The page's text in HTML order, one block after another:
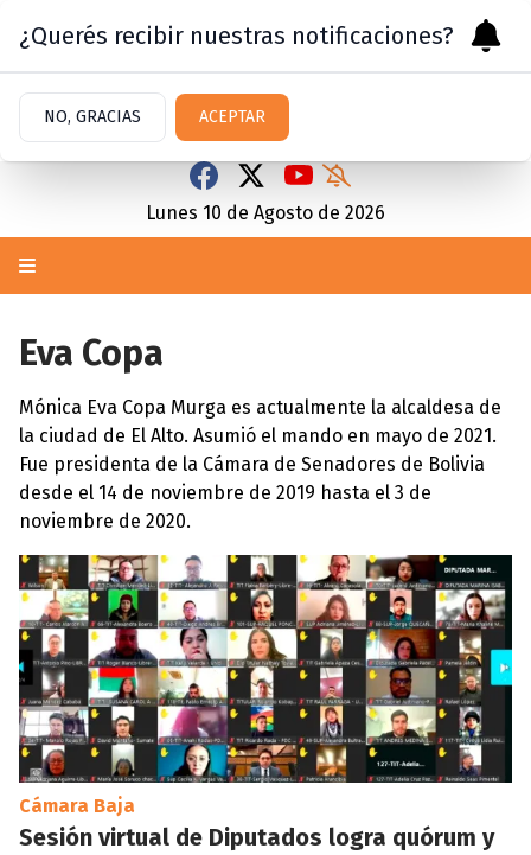
Lunes 10 de Agosto de 2026
Eva Copa
Mónica Eva Copa Murga es actualmente la alcaldesa de
la ciudad de El Alto. Asumió el mando en mayo de 2021.
Fue presidenta de la Cámara de Senadores de Bolivia
desde el 14 de noviembre de 2019 hasta el 3 de
noviembre de 2020.​
Cámara Baja
Sesión virtual de Diputados logra quórum y
¿Querés recibir nuestras notificaciones?
NO, GRACIAS ACEPTAR